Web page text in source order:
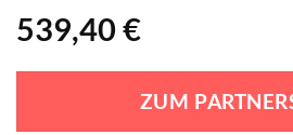
539,40 €
ZUM